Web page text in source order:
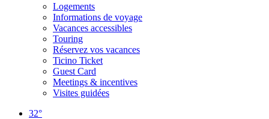
Logements
Informations de voyage
Vacances accessibles
Touring
Réservez vos vacances
Ticino Ticket
Guest Card
Meetings & incentives
Visites guidées
32°